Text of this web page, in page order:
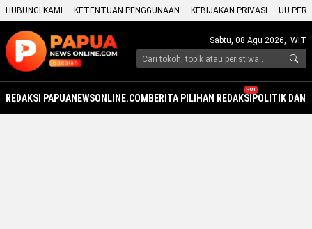
HUBUNGI KAMI KETENTUAN PENGGUNAAN KEBIJAKAN PRIVASI UU
Sabtu, 08 Agu 2026, WIT
REDAKSI PAPUANEWSONLINE.COMBERITA PILIHAN REDAKSI
HOT
POLITIK DAN